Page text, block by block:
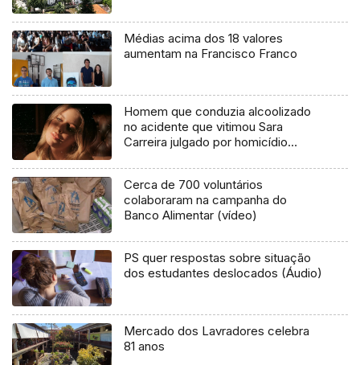
Médias acima dos 18 valores
aumentam na Francisco Franco
Homem que conduzia alcoolizado
no acidente que vitimou Sara
Carreira julgado por homicídio
Cerca de 700 voluntários
colaboraram na campanha do
Banco Alimentar (vídeo)
PS quer respostas sobre situação
dos estudantes deslocados (Áudio)
Mercado dos Lavradores celebra
81 anos